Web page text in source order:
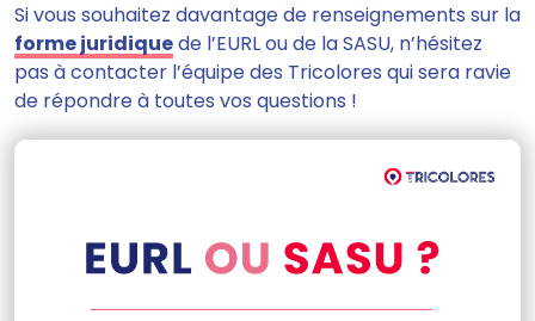
Si vous souhaitez davantage de renseignements sur la
forme juridiquede l’EURL ou de la SASU, n’hésitez
pas à contacter l’équipe des Tricolores qui sera ravie
de répondre à toutes vos questions !